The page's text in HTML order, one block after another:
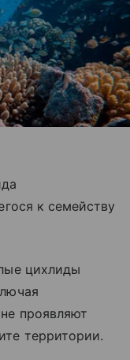
к семейству
цихлиды
проявляют
территории.